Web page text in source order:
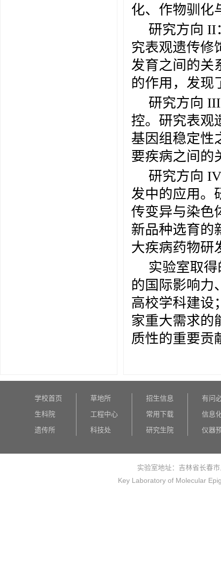
化、作物驯化
研究方向 II
究表观遗传修
发育之间的关
的作用，发现
研究方向
控。研究表观
基因组稳定性
要疾病之间的
研究方向
发中的应用。
传变异与染色
新品种选育的
大疾病药物研
实验室取
的国际影响力
高校学科建设
家重大需求的
质性的重要贡
学校首页
生科院
遗传所
草地所
工程中心
科技处
招生信息
常用下载
研究生院
有问
信息
仪器
实验室地址：吉林省长春
Key Laboratory of Molecular